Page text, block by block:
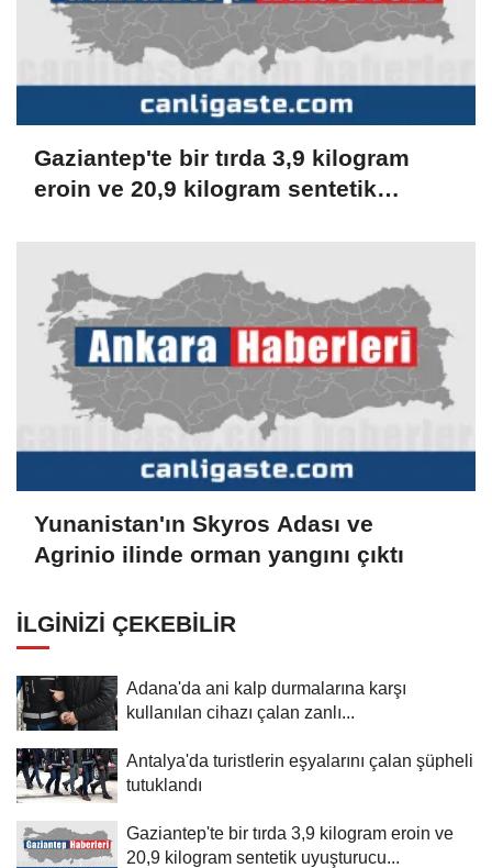
Gaziantep'te bir tırda 3,9 kilogram
eroin ve 20,9 kilogram sentetik
Yunanistan'ın Skyros Adası ve
Agrinio ilinde orman yangını çıktı
İLGINIZI ÇEKEBILIR
Adana'da ani kalp durmalarına karşı
kullanılan cihazı çalan zanlı...
Antalya'da turistlerin eşyalarını çalan şüpheli
tutuklandı
Gaziantep'te bir tırda 3,9 kilogram eroin ve
20,9 kilogram sentetik uyuşturucu...